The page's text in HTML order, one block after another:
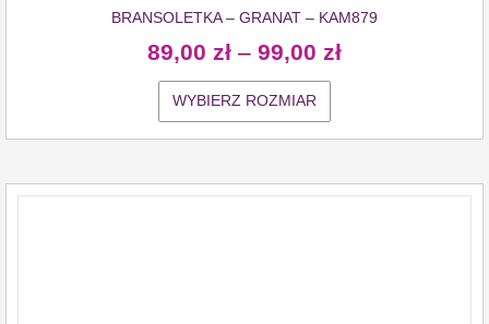
BRANSOLETKA – GRANAT – KAM879
89,00 zł – 99,00 zł
WYBIERZ ROZMIAR